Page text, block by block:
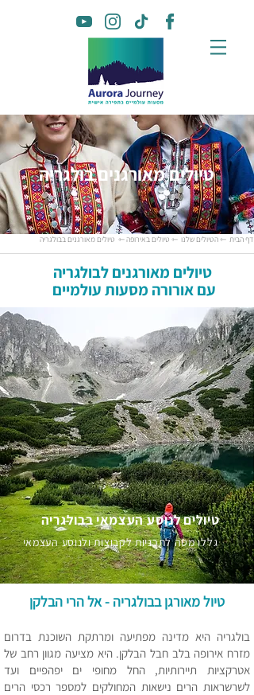
טיולים מאורגנים בולגריה
דף הבית ⇽ הטיולים שלנו ⇽ טיולים באירופה⇽ טיולים מאורגנים בבולגריה
טיולים מאורגנים לבולגריה
עם אורורה מסעות עולמיים
טיולים לנוסע העצמאי בבולגריה
גללו מטה לתכניות לקבוצות ולנוסע העצמאי
טיול מאורגן בבולגריה - אל הרי הבלקן
בולגריה היא מדינה מפתיעה ומרתקת השוכנת בדרום
מזרח אירופה בלב חבל הבלקן. היא מציעה מגוון רחב של
אטרקציות תיירותיות, החל מחופי ים יפהפיים ועד
לשרשראות הרים נישאות המחולקים למספר רכסי הרים